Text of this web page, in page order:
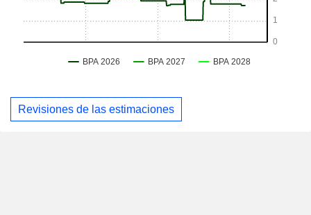
Revisiones de las estimaciones